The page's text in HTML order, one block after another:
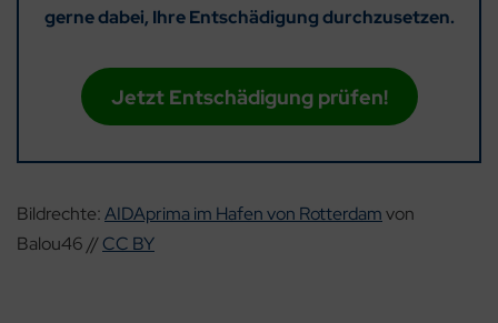
gerne dabei, Ihre Entschädigung durchzusetzen.
Jetzt Entschädigung prüfen!
Bildrechte:AIDAprima im Hafen von Rotterdamvon
Balou46 //CC BY